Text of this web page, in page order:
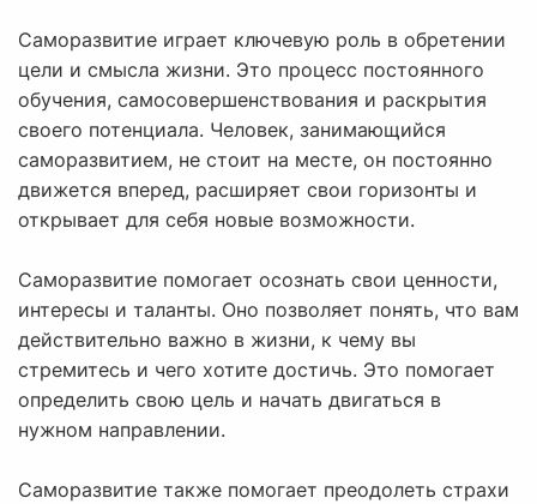
Саморазвитие играет ключевую роль в обретении
цели и смысла жизни. Это процесс постоянного
обучения, самосовершенствования и раскрытия
своего потенциала. Человек, занимающийся
саморазвитием, не стоит на месте, он постоянно
движется вперед, расширяет свои горизонты и
открывает для себя новые возможности.
Саморазвитие помогает осознать свои ценности,
интересы и таланты. Оно позволяет понять, что вам
действительно важно в жизни, к чему вы
стремитесь и чего хотите достичь. Это помогает
определить свою цель и начать двигаться в
нужном направлении.
Саморазвитие также помогает преодолеть страхи